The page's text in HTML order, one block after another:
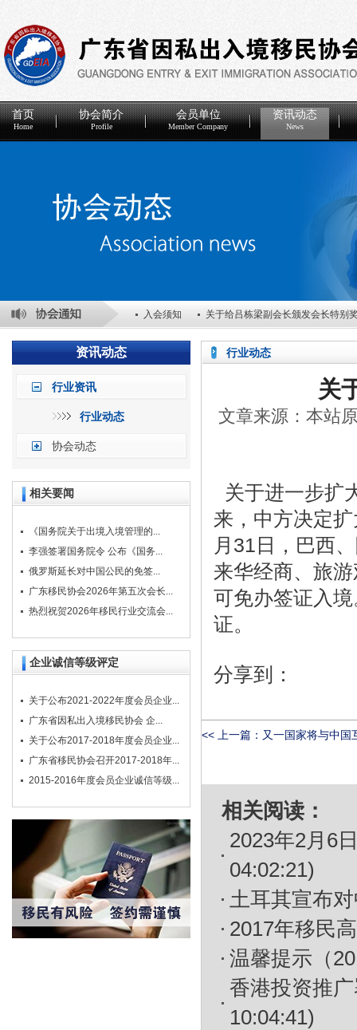
首页
Home
协会简介
Profile
会员单位
Member Company
资讯动态
News
入会须知 关于给吕栋梁副会长颁发会长特别
关于表彰2025年度优秀会员单位的决定 关于
资讯动态
行业资讯
行业动态
协会动态
相关要闻
《国务院关于出境入境管理的...
李强签署国务院令 公布《国务...
俄罗斯延长对中国公民的免签...
广东移民协会2026年第五次会长...
热烈祝贺2026年移民行业交流会...
企业诚信等级评定
关于公布2021-2022年度会员企业...
广东省因私出入境移民协会 企...
关于公布2017-2018年度会员企业...
广东省移民协会召开2017-2018年...
2015-2016年度会员企业诚信等级...
行业动态
关
文章来源：本站
关于进一步扩
来，中方决定
月31日，巴西
来华经商、旅
可免办签证入
证。
分享到：
<< 上一篇： 又一国家将与中国
相关阅读：
2023年2月6
04:02:21)
土耳其宣布
2017年移民
温馨提示（
香港投资推
10:04:41)